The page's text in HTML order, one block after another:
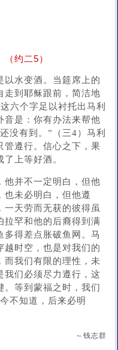
约二5）
以水变酒。当筵席上的
走到耶稣跟前，简洁地
六个字足以衬托出马利
音是：你有办法来帮他
没有到。”（三4）马利
管遵行。信心之下，果
上等好酒。
他并不一定明白，但他
也未必明白，但他遵
一天劳而无获的彼得虽
拉罕和他的后裔得到满
多得差点胀破鱼网。马
越时空，也是对我们的
而我们有限的理性，未
我们必须尽力遵行，这
。等到蒙福之时，我们
不知道，后来必明
～钱志群